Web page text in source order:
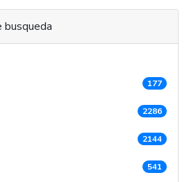
177
2286
2144
541